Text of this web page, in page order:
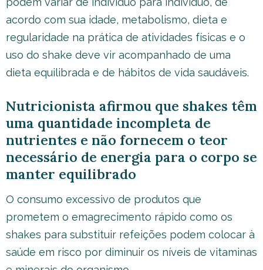
acordo com sua idade, metabolismo, dieta e
regularidade na prática de atividades físicas e o
uso do shake deve vir acompanhado de uma
dieta equilibrada e de hábitos de vida saudáveis.
Nutricionista afirmou que shakes têm
uma quantidade incompleta de
nutrientes e não fornecem o teor
necessário de energia para o corpo se
manter equilibrado
O consumo excessivo de produtos que
prometem o emagrecimento rápido como os
shakes para substituir refeições podem colocar à
saúde em risco por diminuir os níveis de vitaminas